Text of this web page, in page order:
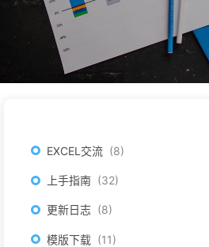
EXCEL交流 8
上手指南 32
更新日志 8
模版下载 11